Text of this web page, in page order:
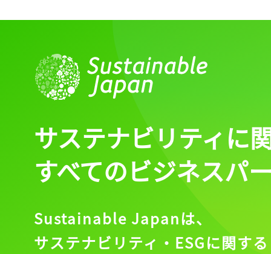
サステナビリティに
すべてのビジネスパ
Sustainable Japanは、
サステナビリティ・ESGに関する